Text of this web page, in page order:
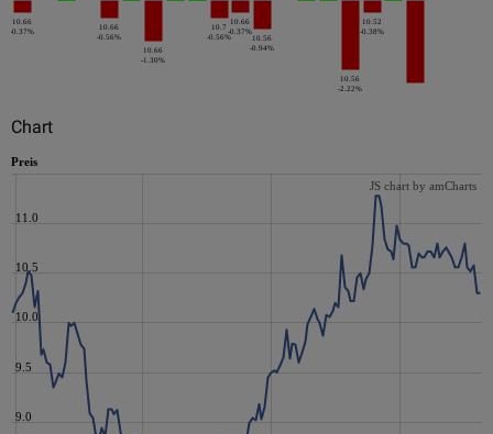
10.66
-0.37%
10.66
-0.56%
10.66
-1.30%
10.7
-0.56%
10.66
-0.37%
10.56
-0.94%
10.56
-2.22%
10.52
-0.38%
Chart
Preis
9.0
9.5
10.0
10.5
11.0
JS chart by amCharts